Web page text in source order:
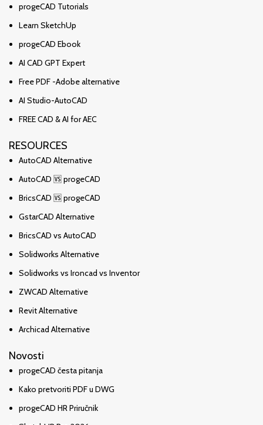
progeCAD Tutorials
Learn SketchUp
progeCAD Ebook
AI CAD GPT Expert
Free PDF -Adobe alternative
AI Studio-AutoCAD
FREE CAD & AI for AEC
RESOURCES
AutoCAD Alternative
AutoCAD 🆚 progeCAD
BricsCAD 🆚 progeCAD
GstarCAD Alternative
BricsCAD vs AutoCAD
Solidworks Alternative
Solidworks vs Ironcad vs Inventor
ZWCAD Alternative
Revit Alternative
Archicad Alternative
Novosti
progeCAD česta pitanja
Kako pretvoriti PDF u DWG
progeCAD HR Priručnik